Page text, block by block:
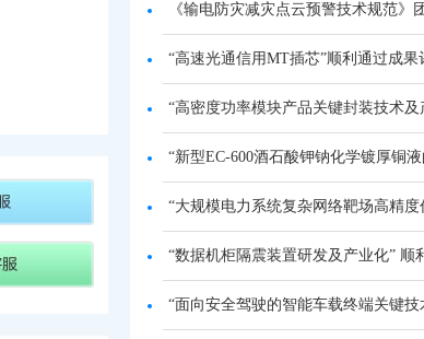
《输电防灾减灾点云预警技术规范》
“高速光通信用MT插芯”顺利通过成果
“高密度功率模块产品关键封装技术
“新型EC-600酒石酸钾钠化学镀厚铜
“大规模电力系统复杂网络靶场高精
“数据机柜隔震装置研发及产业化” 顺
“面向安全驾驶的智能车载终端关键